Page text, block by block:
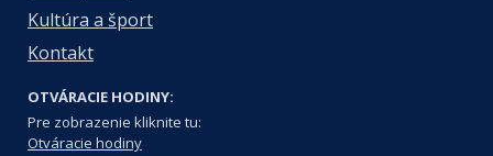
Kultúra a šport
Kontakt
OTVÁRACIE HODINY:
Pre zobrazenie kliknite tu:
Otváracie hodiny